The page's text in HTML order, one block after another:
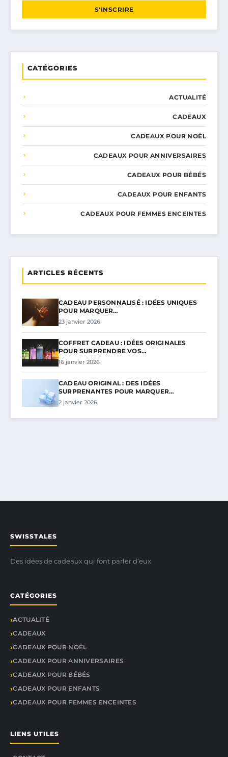
S'INSCRIRE
CATÉGORIES
ACTUALITÉ
CADEAUX
CADEAUX POUR NOËL
CADEAUX POUR ANNIVERSAIRES
CADEAUX POUR BÉBÉS
CADEAUX POUR ENFANTS
CADEAUX POUR FEMMES ENCEINTES
ARTICLES RÉCENTS
CADEAU PERSONNALISÉ : IDÉES UNIQUES
POUR MARQUER…
23 janvier 2026
COFFRET CADEAU : IDÉES ORIGINALES
POUR SURPRENDRE VOS…
16 janvier 2026
CADEAU ORIGINAL : DES IDÉES
SURPRENANTES POUR MARQUER…
2 janvier 2026
SWISSTALES
Des idées de cadeaux qui font parler d’eux
CATÉGORIES
ACTUALITÉ
CADEAUX
CADEAUX POUR NOËL
CADEAUX POUR ANNIVERSAIRES
CADEAUX POUR BÉBÉS
CADEAUX POUR ENFANTS
CADEAUX POUR FEMMES ENCEINTES
LIENS UTILES